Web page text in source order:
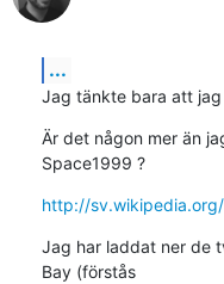
...
Jag tänkte bara att
Är det någon mer än
Space1999 ?
http://sv.wikipedia.org/
Jag har laddat ner de
Bay (förstås